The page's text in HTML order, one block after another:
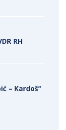
RH
– Kardoš“